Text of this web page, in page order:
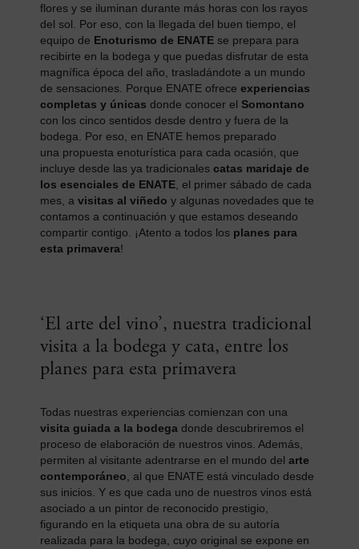
flores y se iluminan durante más horas con los rayos
del sol. Por eso, con la llegada del buen tiempo, el
equipo de Enoturismo de ENATE se prepara para
recibirte en la bodega y que puedas disfrutar de esta
magnífica época del año, trasladándote a un mundo
de sensaciones. Porque ENATE ofrece experiencias
completas y únicas donde conocer el Somontano
con los cinco sentidos desde dentro y fuera de la
bodega. Por eso, en ENATE hemos preparado
una propuesta enoturística para cada ocasión, que
incluye desde las ya tradicionales catas maridaje de
los esenciales de ENATE, el primer sábado de cada
mes, a visitas al viñedo y algunas novedades que te
contamos a continuación y que estamos deseando
compartir contigo. ¡Atento a todos los planes para
esta primavera!
‘El arte del vino’, nuestra tradicional
visita a la bodega y cata, entre los
planes para esta primavera
Todas nuestras experiencias comienzan con una
visita guiada a la bodega donde descubriremos el
proceso de elaboración de nuestros vinos. Además,
permiten al visitante adentrarse en el mundo del arte
contemporáneo, al que ENATE está vinculado desde
sus inicios. Y es que cada uno de nuestros vinos está
asociado a un pintor de reconocido prestigio,
figurando en la etiqueta una obra de su autoría
realizada para la bodega, cuyo original se expone en